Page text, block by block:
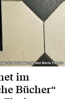
Emil Kowalczyk und Merle Petsch
Emil Kowalczyk und Merle Petsch
im
Bücher“